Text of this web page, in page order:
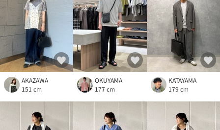
AKAZAWA
151 cm
OKUYAMA
177 cm
KATAYAMA
179 cm